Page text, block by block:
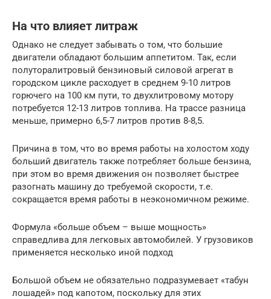
На что влияет литраж
Однако не следует забывать о том, что большие
двигатели обладают большим аппетитом. Так, если
полуторалитровый бензиновый силовой агрегат в
городском цикле расходует в среднем 9-10 литров
горючего на 100 км пути, то двухлитровому мотору
потребуется 12-13 литров топлива. На трассе разница
меньше, примерно 6,5-7 литров против 8-8,5.
Причина в том, что во время работы на холостом ходу
больший двигатель также потребляет больше бензина,
при этом во время движения он позволяет быстрее
разогнать машину до требуемой скорости, т.е.
сокращается время работы в неэкономичном режиме.
Формула «больше объем – выше мощность»
справедлива для легковых автомобилей. У грузовиков
применяется несколько иной подход
Большой объем не обязательно подразумевает «табун
лошадей» под капотом, поскольку для этих